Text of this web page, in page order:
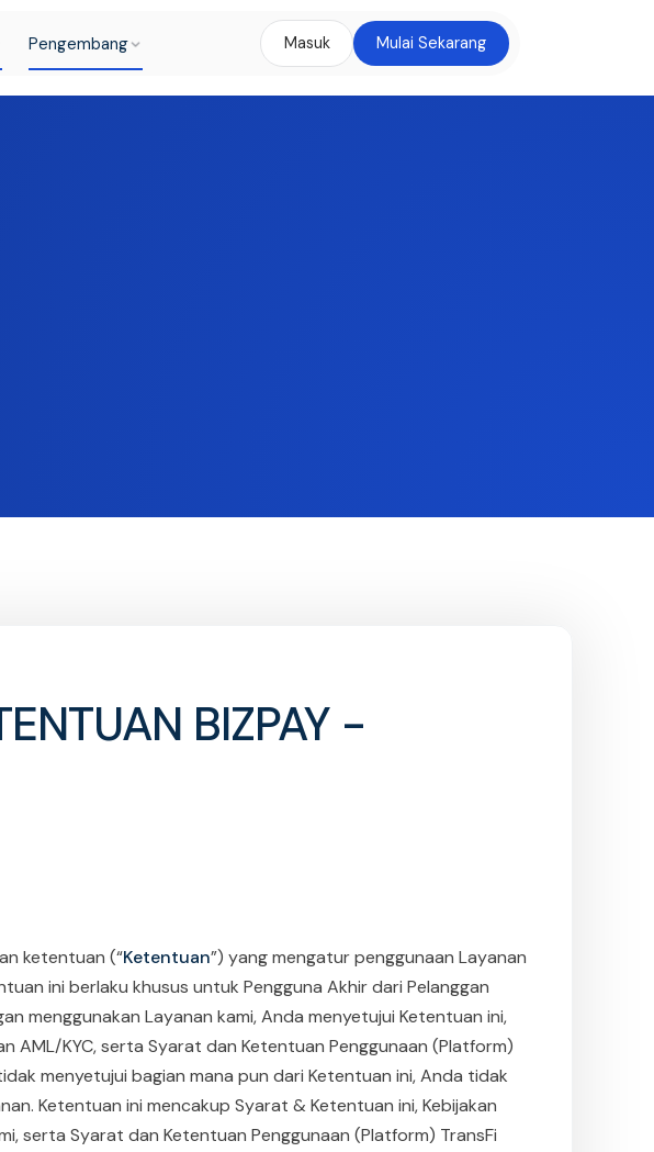
Pengembang Masuk Mulai Sekarang
BIZPAY -
ketentuan (“Ketentuan”) yang mengatur penggunaan Layanan
ini berlaku khusus untuk Pengguna Akhir dari Pelanggan
menggunakan Layanan kami, Anda menyetujui Ketentuan ini,
AML/KYC, serta Syarat dan Ketentuan Penggunaan (Platform)
menyetujui bagian mana pun dari Ketentuan ini, Anda tidak
Ketentuan ini mencakup Syarat & Ketentuan ini, Kebijakan
serta Syarat dan Ketentuan Penggunaan (Platform) TransFi